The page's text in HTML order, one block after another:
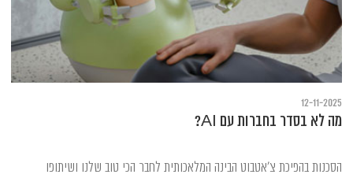
12-11-2025
מה לא בסדר בחברות עם AI?
הסכנות בהפיכת צ'אטבוט הבינה המלאכותית לחבר הכי טוב שלנו ושיתופו